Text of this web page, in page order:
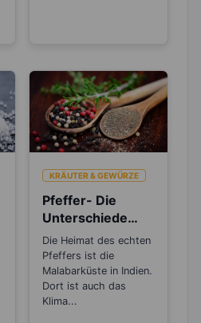
KRÄUTER & GEWÜRZE
Pfeffer- Die
Unterschiede
zwischen den
Sorten
Die Heimat des echten
Pfeffers ist die
Malabarküste in Indien.
Dort ist auch das
Klima...